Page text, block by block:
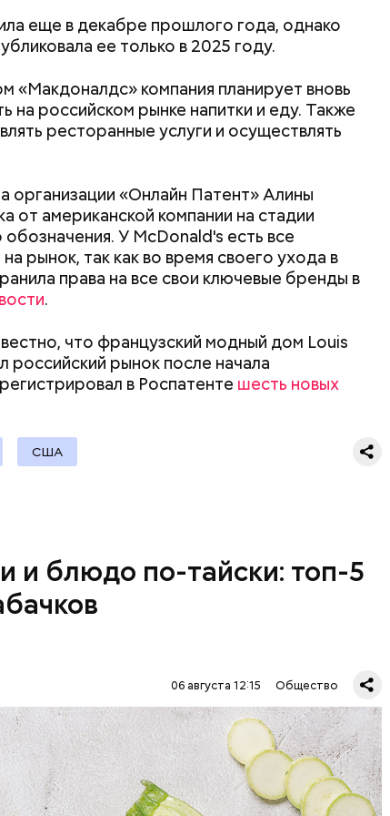
еще в декабре прошлого года, однако
ее только в 2025 году.
«Макдоналдс» компания планирует вновь
на российском рынке напитки и еду. Также
ресторанные услуги и осуществлять
организации «Онлайн Патент» Алины
от американской компании на стадии
обозначения. У McDonald's есть все
рынок, так как во время своего ухода в
права на все свои ключевые бренды в
.
что французский модный дом Louis
российский рынок после начала
в Роспатенте шесть новых
США
и блюдо по-тайски: топ-5
06 августа 12:15 Общество
Калинчев рассказал, что существует
растение.
малыша: как
при
в Раменском
Вода за 10 тысяч: поможет ли
лишний вес